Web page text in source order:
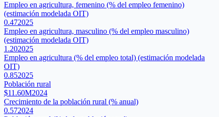
Empleo en agricultura, femenino (% del empleo femenino)
(estimación modelada OIT)
0.472025
Empleo en agricultura, masculino (% del empleo masculino)
(estimación modelada OIT)
1.202025
Empleo en agricultura (% del empleo total) (estimación modelada
OIT)
0.852025
Población rural
$11.60M2024
Crecimiento de la población rural (% anual)
0.572024